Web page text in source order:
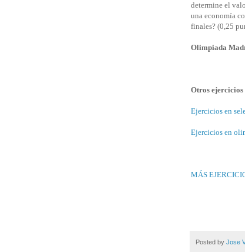
determine el
una economía
finales? (0,25
Olimpiada
Otros
Ejercicios en
Ejercicios en
MÁS
Posted by Jose